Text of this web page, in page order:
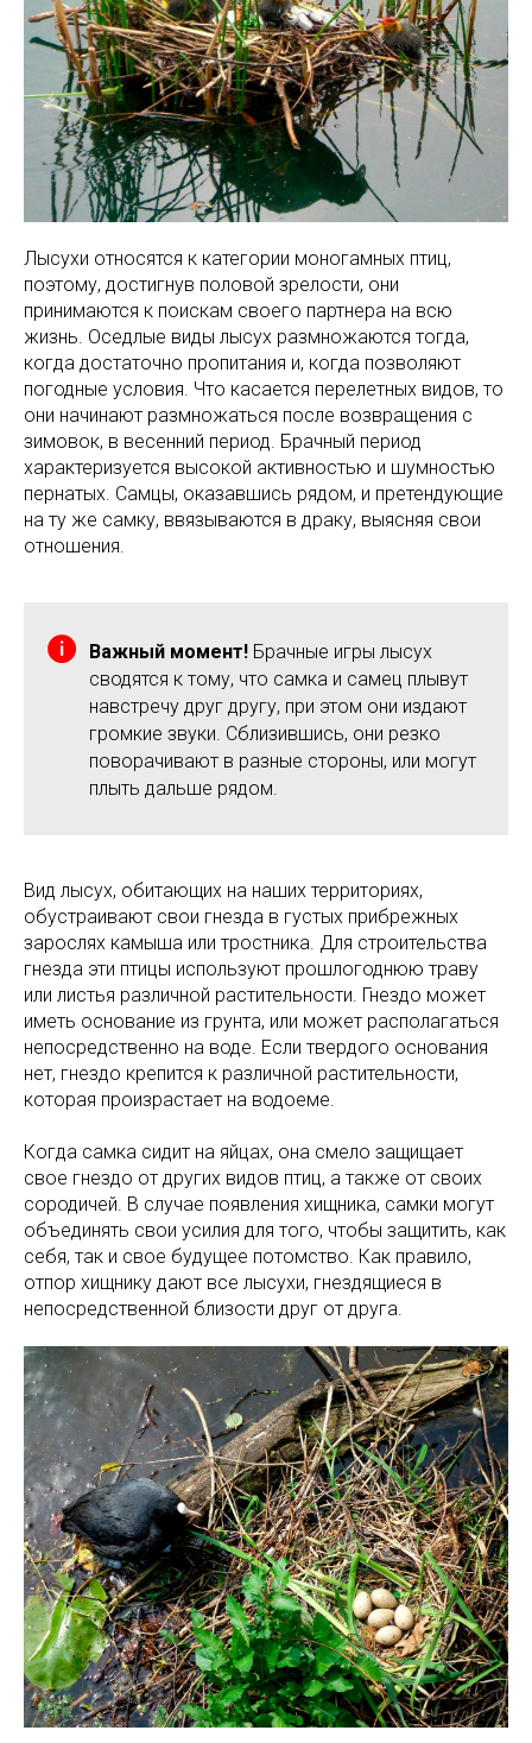
Лысухи относятся к категории моногамных птиц,
поэтому, достигнув половой зрелости, они
принимаются к поискам своего партнера на всю
жизнь. Оседлые виды лысух размножаются тогда,
когда достаточно пропитания и, когда позволяют
погодные условия. Что касается перелетных видов, то
они начинают размножаться после возвращения с
зимовок, в весенний период. Брачный период
характеризуется высокой активностью и шумностью
пернатых. Самцы, оказавшись рядом, и претендующие
на ту же самку, ввязываются в драку, выясняя свои
отношения.
Важный момент! Брачные игры лысух
сводятся к тому, что самка и самец плывут
навстречу друг другу, при этом они издают
громкие звуки. Сблизившись, они резко
поворачивают в разные стороны, или могут
плыть дальше рядом.
Вид лысух, обитающих на наших территориях,
обустраивают свои гнезда в густых прибрежных
зарослях камыша или тростника. Для строительства
гнезда эти птицы используют прошлогоднюю траву
или листья различной растительности. Гнездо может
иметь основание из грунта, или может располагаться
непосредственно на воде. Если твердого основания
нет, гнездо крепится к различной растительности,
которая произрастает на водоеме.
Когда самка сидит на яйцах, она смело защищает
свое гнездо от других видов птиц, а также от своих
сородичей. В случае появления хищника, самки могут
объединять свои усилия для того, чтобы защитить, как
себя, так и свое будущее потомство. Как правило,
отпор хищнику дают все лысухи, гнездящиеся в
непосредственной близости друг от друга.